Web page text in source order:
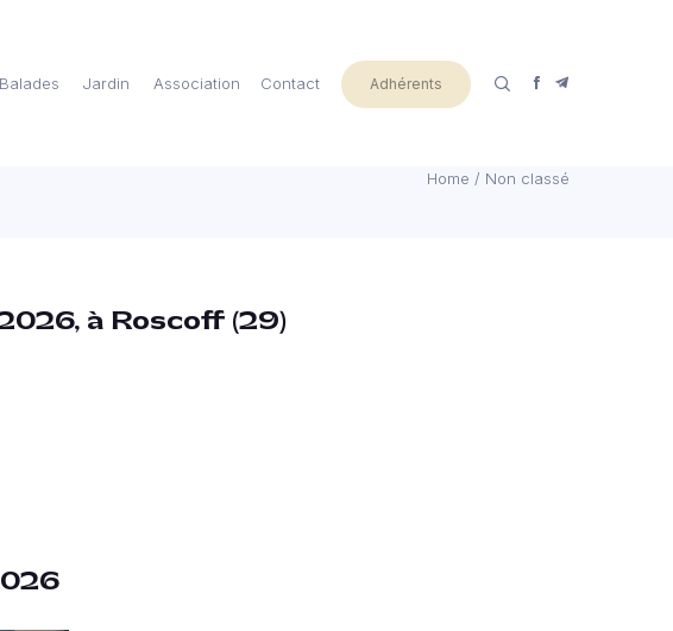
Balades Jardin Association Adhérents
Contact
Home / Non classé
à Roscoff (29)